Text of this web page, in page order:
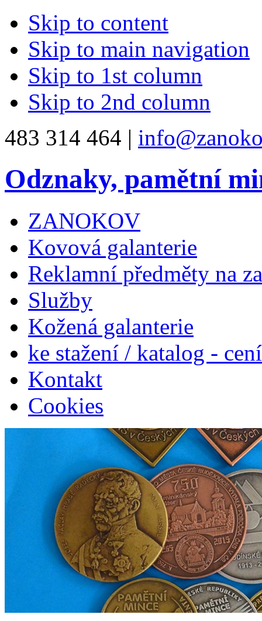
Skip to content
Skip to main navigation
Skip to 1st column
Skip to 2nd column
483 314 464 |
Odznaky, pamětní
ZANOKOV
Kovová galanterie
Reklamní předměty na
Služby
Kožená galanterie
ke stažení / katalog -
Kontakt
Cookies